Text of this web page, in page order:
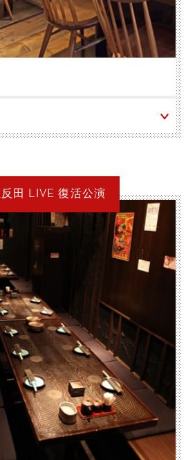
田 LIVE 復活公演